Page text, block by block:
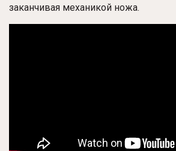
заканчивая механикой ножа.